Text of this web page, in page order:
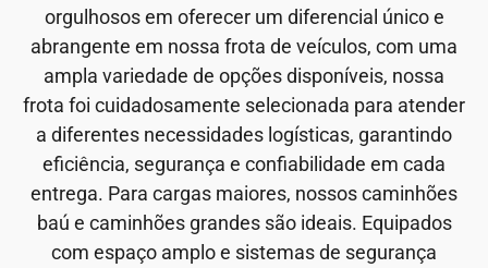
orgulhosos em oferecer um diferencial único e
abrangente em nossa frota de veículos, com uma
ampla variedade de opções disponíveis, nossa
frota foi cuidadosamente selecionada para atender
a diferentes necessidades logísticas, garantindo
eficiência, segurança e confiabilidade em cada
entrega. Para cargas maiores, nossos caminhões
baú e caminhões grandes são ideais. Equipados
com espaço amplo e sistemas de segurança